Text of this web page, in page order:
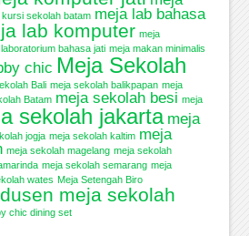
kursi sekolah batam meja lab bahasa
lab komputer meja
bahasa jati meja makan minimalis
chic Meja Sekolah
Bali meja sekolah balikpapan meja
Batam meja sekolah besi meja
sekolah jakarta meja
jogja meja sekolah kaltim meja
meja sekolah magelang meja sekolah
meja sekolah semarang meja
wates Meja Setengah Biro
meja sekolah
chic dining set